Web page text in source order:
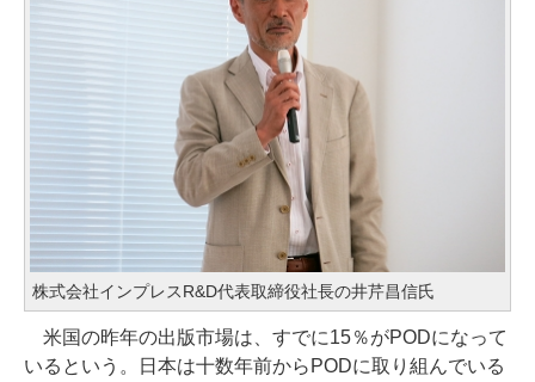
株式会社インプレスR&D代表取締役社長の井芹昌信氏
米国の昨年の出版市場は、すでに15％がPODになって
いるという。日本は十数年前からPODに取り組んでいる